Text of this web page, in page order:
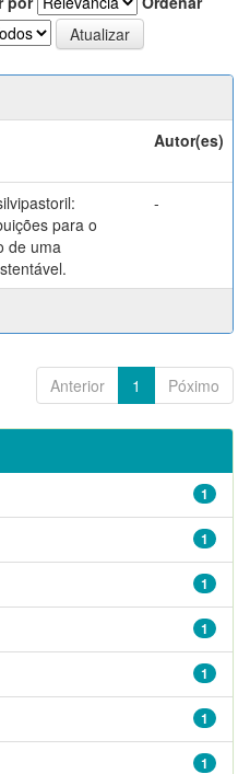
Autor(es)
para o
de uma
-
Anterior 1 Póximo
1
1
1
1
1
1
1